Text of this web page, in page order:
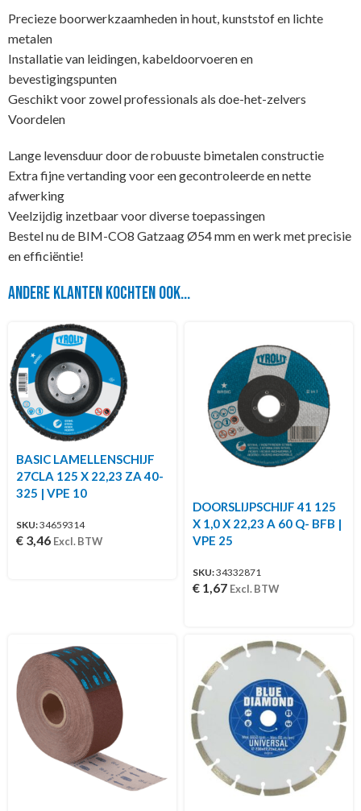
Precieze boorwerkzaamheden in hout, kunststof en lichte
metalen
Installatie van leidingen, kabeldoorvoeren en
bevestigingspunten
Geschikt voor zowel professionals als doe-het-zelvers
Voordelen
Lange levensduur door de robuuste bimetalen constructie
Extra fijne vertanding voor een gecontroleerde en nette
afwerking
Veelzijdig inzetbaar voor diverse toepassingen
Bestel nu de BIM-CO8 Gatzaag Ø54 mm en werk met precisie
en efficiëntie!
Andere klanten kochten ook...
BASIC LAMELLENSCHIJF
27CLA 125 X 22,23 ZA 40-
325 | VPE 10
SKU:34659314
€ 3,46 Excl. BTW
DOORSLIJPSCHIJF 41 125
X 1,0 X 22,23 A 60 Q- BFB |
VPE 25
SKU:34332871
€ 1,67 Excl. BTW